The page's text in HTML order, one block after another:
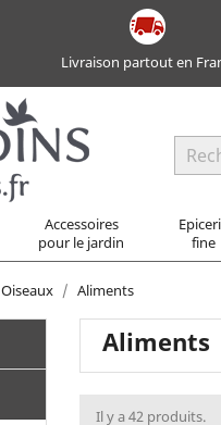
Livraison partout en
Accessoires
pour le jardin
fine
Oiseaux Aliments
Aliments
Il y a 42 produits.